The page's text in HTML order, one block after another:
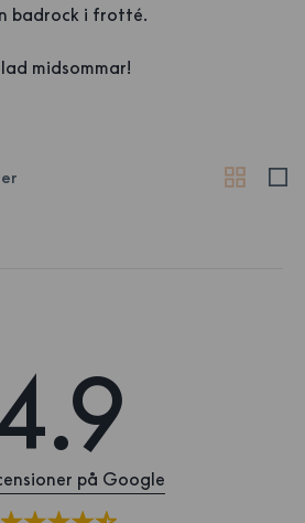
badrock i frotté.
midsommar!
på Google